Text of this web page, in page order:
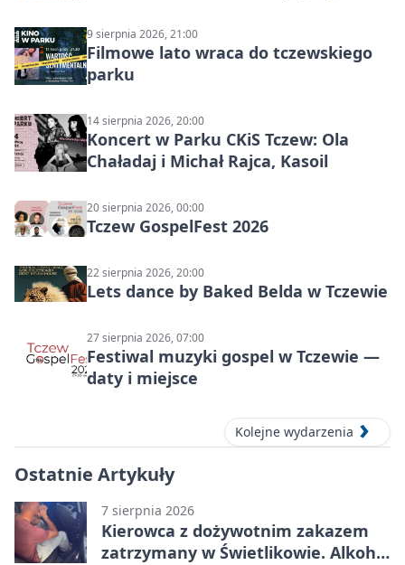
9 sierpnia 2026, 21:00
Filmowe lato wraca do tczewskiego
parku
14 sierpnia 2026, 20:00
Koncert w Parku CKiS Tczew: Ola
Chaładaj i Michał Rajca, Kasoil
20 sierpnia 2026, 00:00
Tczew GospelFest 2026
22 sierpnia 2026, 20:00
Lets dance by Baked Belda w Tczewie
27 sierpnia 2026, 07:00
Festiwal muzyki gospel w Tczewie —
daty i miejsce
Kolejne wydarzenia
Ostatnie Artykuły
7 sierpnia 2026
Kierowca z dożywotnim zakazem
zatrzymany w Świetlikowie. Alkohol